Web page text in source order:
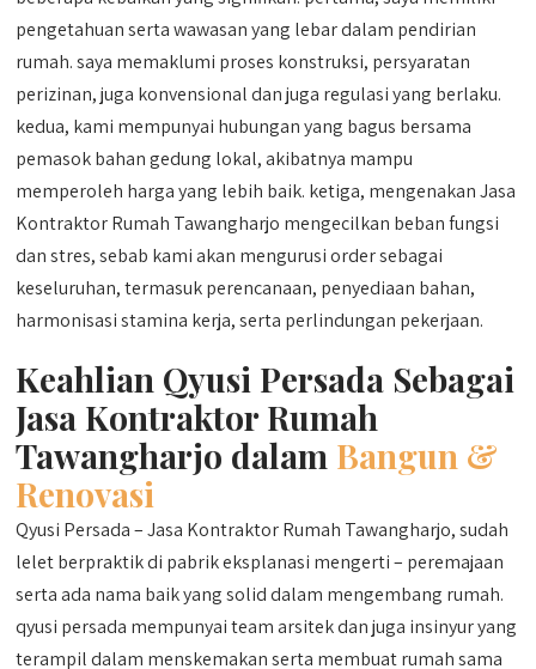
pengetahuan serta wawasan yang lebar dalam pendirian
rumah. saya memaklumi proses konstruksi, persyaratan
perizinan, juga konvensional dan juga regulasi yang berlaku.
kedua, kami mempunyai hubungan yang bagus bersama
pemasok bahan gedung lokal, akibatnya mampu
memperoleh harga yang lebih baik. ketiga, mengenakan Jasa
Kontraktor Rumah Tawangharjo mengecilkan beban fungsi
dan stres, sebab kami akan mengurusi order sebagai
keseluruhan, termasuk perencanaan, penyediaan bahan,
harmonisasi stamina kerja, serta perlindungan pekerjaan.
Keahlian Qyusi Persada Sebagai
Jasa Kontraktor Rumah
Tawangharjo dalam Bangun &
Renovasi
Qyusi Persada – Jasa Kontraktor Rumah Tawangharjo, sudah
lelet berpraktik di pabrik eksplanasi mengerti – peremajaan
serta ada nama baik yang solid dalam mengembang rumah.
qyusi persada mempunyai team arsitek dan juga insinyur yang
terampil dalam menskemakan serta membuat rumah sama